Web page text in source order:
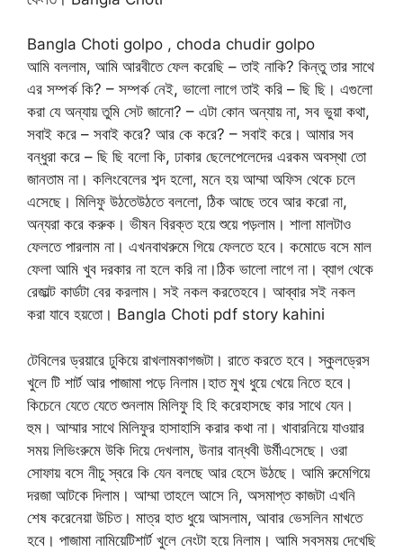
Bangla Choti golpo , choda chudir golpo
আমি বললাম, আমি আরবীতে ফেল করেছি – তাই নাকি? কিন্তু তার সাথে
এর সম্পর্ক কি? – সম্পর্ক নেই, ভালো লাগে তাই করি – ছি ছি। এগুলো
করা যে অন্যায় তুমি সেট জানো? – এটা কোন অন্যায় না, সব ভুয়া কথা,
সবাই করে – সবাই করে? আর কে করে? – সবাই করে। আমার সব
বন্ধুরা করে – ছি ছি বলো কি, ঢাকার ছেলেপেলেদের এরকম অবস্থা তো
জানতাম না। কলিংবেলের শব্দ হলো, মনে হয় আম্মা অফিস থেকে চলে
এসেছে। মিলিফু উঠতেউঠতে বললো, ঠিক আছে তবে আর করো না,
অন্যরা করে করুক। ভীষন বিরক্ত হয়ে শুয়ে পড়লাম। শালা মালটাও
ফেলতে পারলাম না। এখনবাথরুমে গিয়ে ফেলতে হবে। কমোডে বসে মাল
ফেলা আমি খুব দরকার না হলে করি না।ঠিক ভালো লাগে না। ব্যাগ থেকে
রেজাল্ট কার্ডটা বের করলাম। সই নকল করতেহবে। আব্বার সই নকল
করা যাবে হয়তো। Bangla Choti pdf story kahini
টেবিলের ড্রয়ারে ঢুকিয়ে রাখলামকাগজটা। রাতে করতে হবে। স্কুলড্রেস
খুলে টি শার্ট আর পাজামা পড়ে নিলাম।হাত মুখ ধুয়ে খেয়ে নিতে হবে।
কিচেনে যেতে যেতে শুনলাম মিলিফু হি হি করেহাসছে কার সাথে যেন।
হুম। আম্মার সাথে মিলিফুর হাসাহাসি করার কথা না। খাবারনিয়ে যাওয়ার
সময় লিভিংরুমে উকি দিয়ে দেখলাম, উনার বান্ধবী উর্মীএসেছে। ওরা
সোফায় বসে নীচু স্বরে কি যেন বলছে আর হেসে উঠছে। আমি রুমেগিয়ে
দরজা আটকে দিলাম। আম্মা তাহলে আসে নি, অসমাপ্ত কাজটা এখনি
শেষ করেনেয়া উচিত। মাত্র হাত ধুয়ে আসলাম, আবার ভেসলিন মাখতে
হবে। পাজামা নামিয়েটিশার্ট খুলে নেংটা হয়ে নিলাম। আমি সবসময় দেখেছি